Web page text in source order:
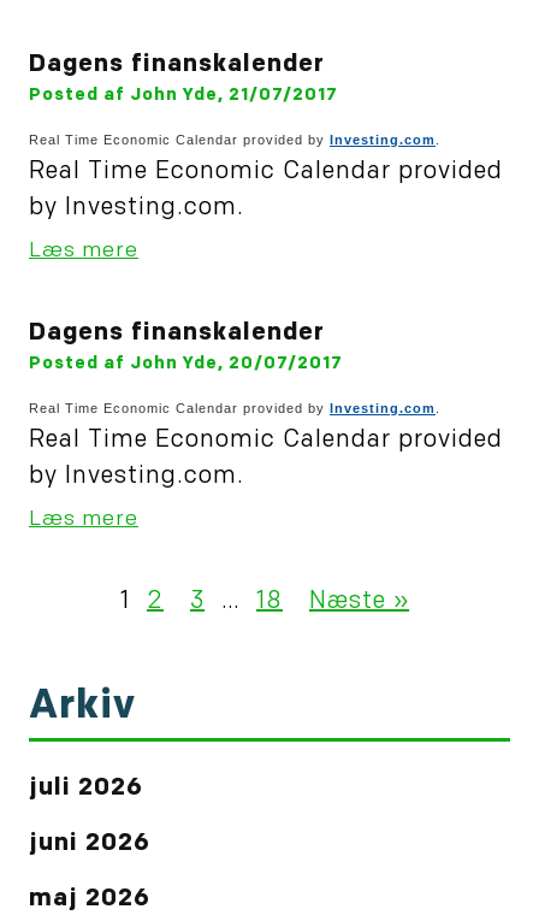
Dagens finanskalender
Posted af John Yde, 21/07/2017
Real Time Economic Calendar provided by Investing.com
Real Time Economic Calendar provided
by Investing.com.
Læs mere
Dagens finanskalender
Posted af John Yde, 20/07/2017
Real Time Economic Calendar provided by Investing.com
Real Time Economic Calendar provided
by Investing.com.
Læs mere
1 2 3 … 18 Næste »
Arkiv
juli 2026
juni 2026
maj 2026